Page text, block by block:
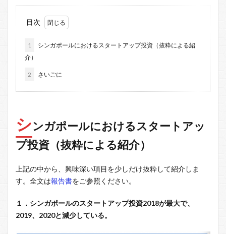
目次
1
シンガポールにおけるスタートアップ投資（抜粋による紹
介）
2 さいごに
シンガポールにおけるスタートアッ
プ投資（抜粋による紹介）
上記の中から、興味深い項目を少しだけ抜粋して紹介しま
す。全文は報告書をご参照ください。
１．シンガポールのスタートアップ投資2018が最大で、
2019、2020と減少している。